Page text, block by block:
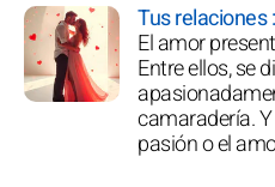
Tus relaciones
El amor
Entre ellos, se
camaradería.
pasión o el